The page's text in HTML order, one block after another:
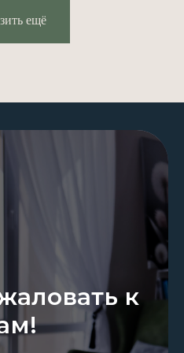
ещё
к